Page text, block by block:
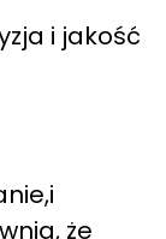
i jakość
że